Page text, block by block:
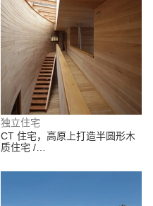
独立住宅
CT 住宅，高原上打造半圆形木
质住宅 /